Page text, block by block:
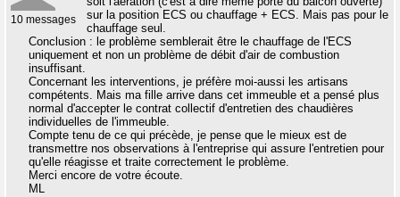
10 messages
sur la position ECS ou chauffage + ECS. Mais pas pour le
chauffage seul.
Conclusion : le problème semblerait être le chauffage de l'ECS
uniquement et non un problème de débit d'air de combustion
insuffisant.
Concernant les interventions, je préfère moi-aussi les artisans
compétents. Mais ma fille arrive dans cet immeuble et a pensé plus
normal d'accepter le contrat collectif d'entretien des chaudières
individuelles de l'immeuble.
Compte tenu de ce qui précède, je pense que le mieux est de
transmettre nos observations à l'entreprise qui assure l'entretien pour
qu'elle réagisse et traite correctement le problème.
Merci encore de votre écoute.
ML